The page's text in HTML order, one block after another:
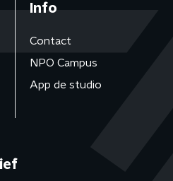
Info
Contact
NPO Campus
App de studio